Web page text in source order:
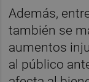
Además,
también se
aumentos
al público